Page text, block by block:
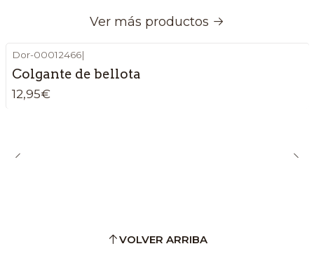
Ver más productos
Dor-00012466|
Colgante de bellota
12,95€
VOLVER ARRIBA